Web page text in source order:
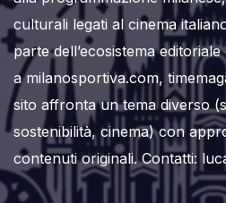
culturali legati al cinema
parte dell’ecosistema
a milanosportiva.com,
sito affronta un tema diverso
sostenibilità, cinema) con
contenuti originali. Contatti: